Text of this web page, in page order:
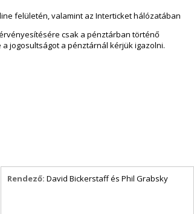
felületén, valamint az Interticket hálózatában
csak a pénztárban történő
jogosultságot a pénztárnál kérjük igazolni.
Rendező: David Bickerstaff és Phil Grabsky